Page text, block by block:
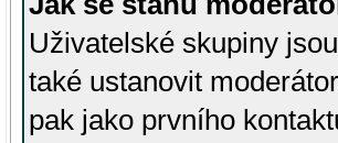
Uživatelské skupiny
také ustanovit
pak jako prvního